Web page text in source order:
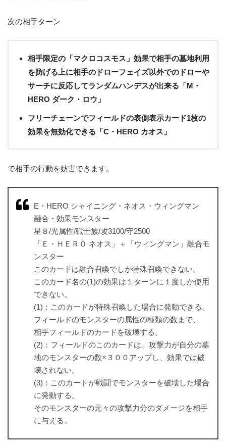
次の相手ターン
相手限定の「マクロコスモス」効果で相手の墓地利用
を防げる上に相手のドローフェイズ以外でのドローや
サーチに反応してランダムハンデスが出来る「M・
HERO ダーク・ロウ」
フリーチェーンでフィールドの表側表示カード1枚の
効果を無効化できる「C・HERO カオス」
で相手の行動を妨害できます。
E・HERO シャイニング・ネオス・ウィングマン
融合・効果モンスター
星８/光属性/戦士族/攻3100/守2500
「Ｅ・ＨＥＲＯ ネオス」＋「ウィングマン」融合モ
ンスター
このカードは融合召喚でしか特殊召喚できない。
このカード名の(1)の効果は１ターンに１度しか使用
できない。
(1)：このカードが特殊召喚した場合に発動できる。
フィールドのモンスターの属性の種類の数まで、
相手フィールドのカードを破壊する。
(2)：フィールドのこのカードは、攻撃力が自分の墓
地のモンスターの数×３００アップし、効果では破
壊されない。
(3)：このカードが戦闘でモンスターを破壊した場合
に発動する。
そのモンスターの元々の攻撃力分のダメージを相手
に与える。